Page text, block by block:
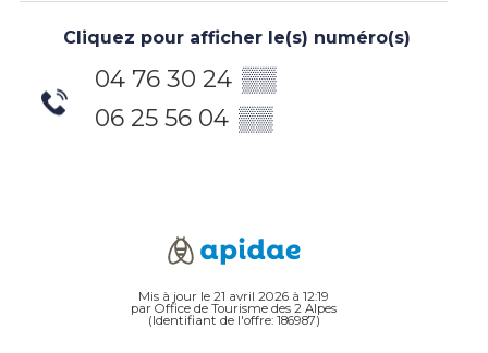
Cliquez pour afficher le(s) numéro(s)
04 76 30 24 ▒▒
06 25 56 04 ▒▒
Mis à jour le 21 avril 2026 à 12:19
par Office de Tourisme des 2 Alpes
(Identifiant de l'offre: 186987)